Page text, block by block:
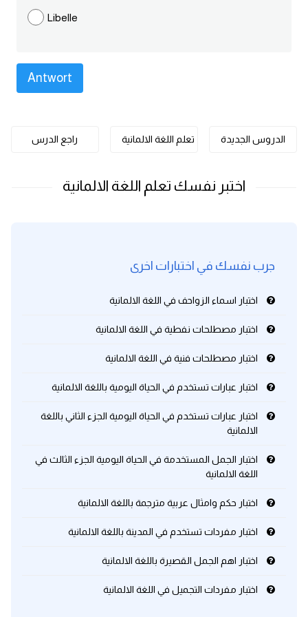
كلمات بحرف t
كلمات بحرف v
كلمات بحرف w
كلمات بحرف z
Libelle
راجع الدرس تعلم اللغة الالمانية الدروس الجديدة
جرب نفسك في اختبارات اخرى
اختبار اسماء الزواحف في اللغة الالمانية
اختبار مصطلحات نفطية في اللغة الالمانية
اختبار مصطلحات فنية في اللغة الالمانية
اختبار عبارات تستخدم في الحياة اليومية باللغة الالمانية
اختبار عبارات تستخدم في الحياة اليومية الجزء الثاني باللغة
الالمانية
اختبار الجمل المستخدمة في الحياة اليومية الجزء الثالث في
اللغة الالمانية
اختبار حكم وامثال عربية مترجمة باللغة الالمانية
اختبار مفردات تستخدم في المدينة باللغة الالمانية
اختبار اهم الجمل القصيرة باللغة الالمانية
اختبار مفردات التجميل في اللغة الالمانية